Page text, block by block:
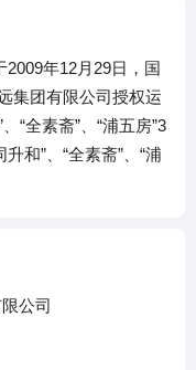
年12月29日，国
集团有限公司授权运
“全素斋”、“浦五房”3
和”、“全素斋”、“浦
便民商超、鞋履生
北京奥士凯银龙商贸
司。
质房产资源优势，
公司